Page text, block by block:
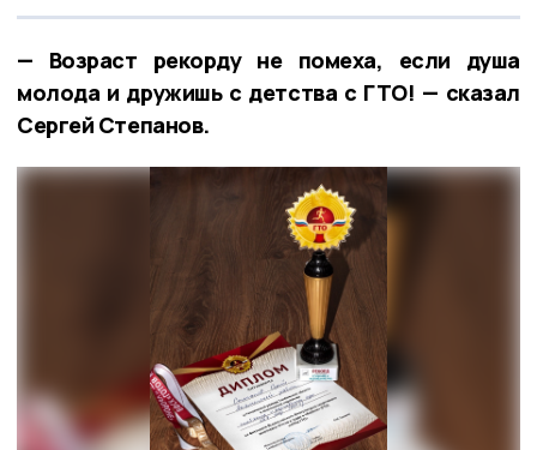
— Возраст рекорду не помеха, если душа
молода и дружишь с детства с ГТО! — сказал
Сергей Степанов.